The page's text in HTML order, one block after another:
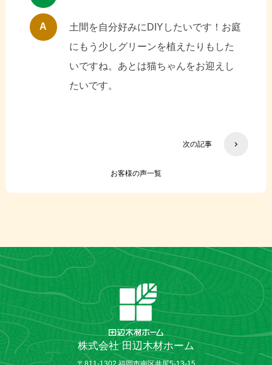
A
土間を自分好みにDIYしたいです！お庭
にもう少しグリーンを植えたりもした
いですね。あとは猫ちゃんをお迎えし
たいです。
お客様の声一覧
次の記事
株式会社 田辺木材ホーム